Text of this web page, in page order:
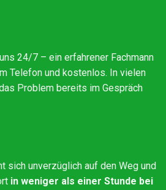
24/7 – ein erfahrener Fachmann
Telefon und kostenlos. In vielen
Problem bereits im Gespräch
sich unverzüglich auf den Weg und
in weniger als einer Stunde bei